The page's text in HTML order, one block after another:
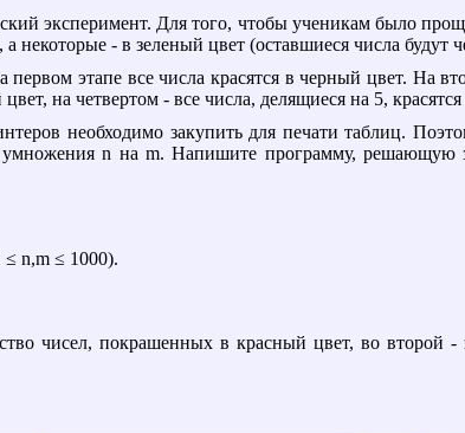
эксперимент. Для того, чтобы ученикам было
некоторые - в зеленый цвет (оставшиеся числа будут
этапе все числа красятся в черный цвет. На
на четвертом - все числа, делящиеся на 5,
необходимо закупить для печати таблиц.
n на m. Напишите программу, решающую
n,m ≤ 1000).
чисел, покрашенных в красный цвет, во второй